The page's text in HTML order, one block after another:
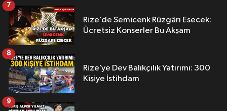
Rize’de Semicenk Rüzgârı Esecek:
Ücretsiz Konserler Bu Akşam
7
Rize’ye Dev Balıkçılık Yatırımı: 300
Kişiye İstihdam
8
9